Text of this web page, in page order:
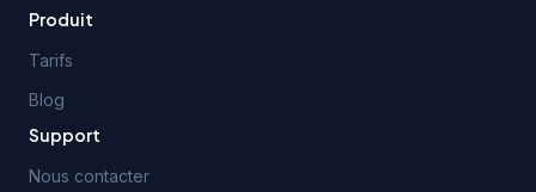
Produit
Tarifs
Blog
Support
Nous contacter